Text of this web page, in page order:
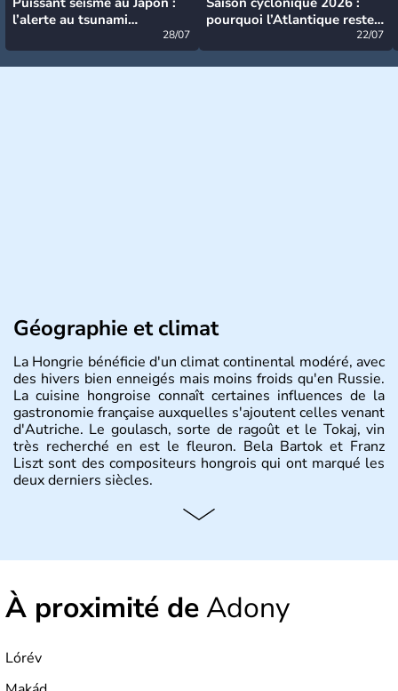
l’alerte au tsunami
28/07
pourquoi l’Atlantique reste
22/07
Géographie et climat
La Hongrie bénéficie d'un climat continental modéré, avec
des hivers bien enneigés mais moins froids qu'en Russie.
La cuisine hongroise connaît certaines influences de la
gastronomie française auxquelles s'ajoutent celles venant
d'Autriche. Le goulasch, sorte de ragoût et le Tokaj, vin
très recherché en est le fleuron. Bela Bartok et Franz
Liszt sont des compositeurs hongrois qui ont marqué les
deux derniers siècles.
Histoire et administration
depuis 2004, la Hongrie est aussi appelée « pays magyar
pays dont la langue est bien-sûr le hongrois et la
monnaie le forint. Sa capitale s'appelle Budapest.
développée en Hongrie.
À proximité deAdony
Lórév